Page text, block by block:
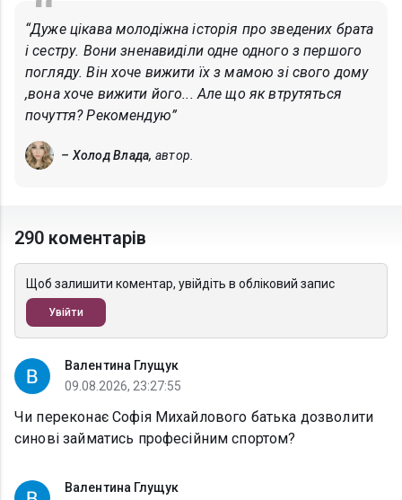
“Дуже цікава молодіжна історія про зведених брата
і сестру. Вони зненавиділи одне одного з першого
погляду. Він хоче вижити їх з мамою зі свого дому
,вона хоче вижити його... Але що як втрутяться
почуття? Рекомендую”
– Холод Влада, автор.
290 коментарів
Щоб залишити коментар, увійдіть в обліковий запис
Увійти
Валентина Глущук
09.08.2026, 23:27:55
Чи переконає Софія Михайлового батька дозволити
синові займатись професійним спортом?
Валентина Глущук